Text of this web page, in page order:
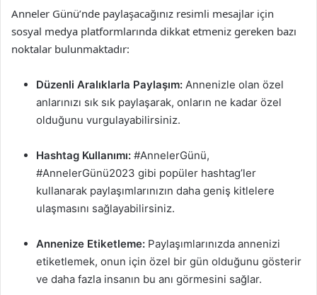
Anneler Günü’nde paylaşacağınız resimli mesajlar için
sosyal medya platformlarında dikkat etmeniz gereken bazı
noktalar bulunmaktadır:
Düzenli Aralıklarla Paylaşım: Annenizle olan özel
anlarınızı sık sık paylaşarak, onların ne kadar özel
olduğunu vurgulayabilirsiniz.
Hashtag Kullanımı: #AnnelerGünü,
#AnnelerGünü2023 gibi popüler hashtag’ler
kullanarak paylaşımlarınızın daha geniş kitlelere
ulaşmasını sağlayabilirsiniz.
Annenize Etiketleme: Paylaşımlarınızda annenizi
etiketlemek, onun için özel bir gün olduğunu gösterir
ve daha fazla insanın bu anı görmesini sağlar.